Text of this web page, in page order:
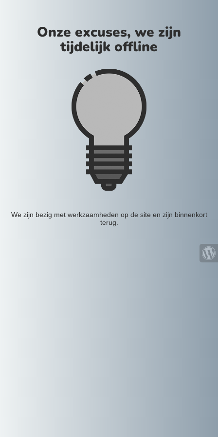
Onze excuses, we zijn
tijdelijk offline
We zijn bezig met werkzaamheden op de site en zijn binnenkort
terug.